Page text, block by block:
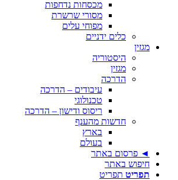
מכסחות נדחפות
מסורי שרשרת
מפוחי עלים
כלים ידניים
מגזין
היסטוריה
מגזין
הדרכה
עיבודים – הדרכה
טכנולוגי
ריסוס ודישון – הדרכה
חדשות מהענף
בארץ
בעולם
◄ פרסום באתר
חיפוש באתר
תפריט תפריט